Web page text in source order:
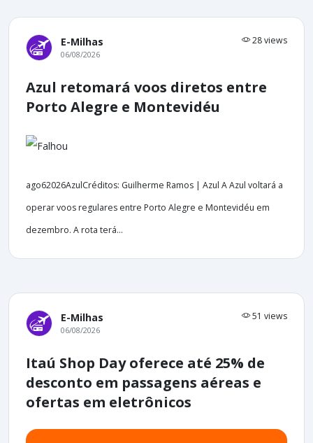
E-Milhas 28 views
06/08/2026
Azul retomará voos diretos entre
Porto Alegre e Montevidéu
ago62026AzulCréditos: Guilherme Ramos | Azul A Azul voltará a
operar voos regulares entre Porto Alegre e Montevidéu em
dezembro. A rota terá...
E-Milhas 51 views
06/08/2026
Itaú Shop Day oferece até 25% de
desconto em passagens aéreas e
ofertas em eletrônicos